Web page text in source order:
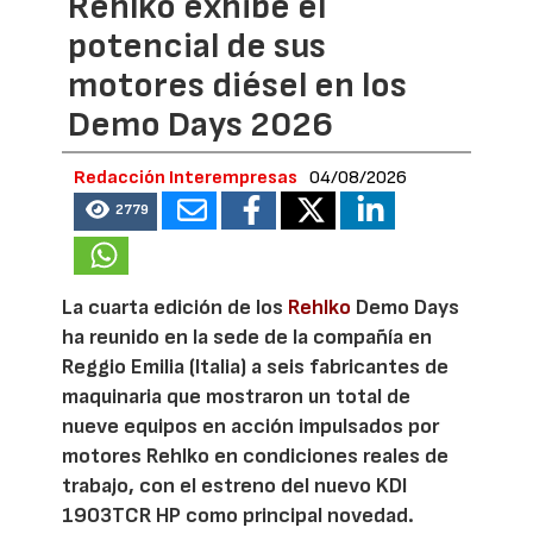
potencial de sus
motores diésel en los
Demo Days 2026
Redacción Interempresas 04/08/2026
2779
La cuarta edición de los Rehlko Demo Days
ha reunido en la sede de la compañía en
Reggio Emilia (Italia) a seis fabricantes de
maquinaria que mostraron un total de
nueve equipos en acción impulsados por
motores Rehlko en condiciones reales de
trabajo, con el estreno del nuevo KDI
1903TCR HP como principal novedad.